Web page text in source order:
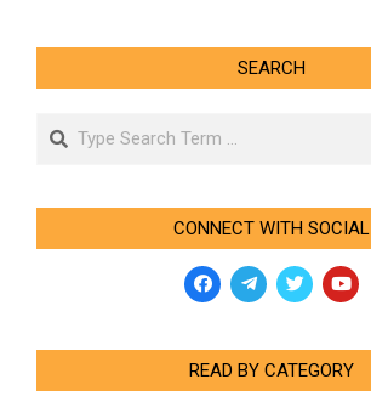
SEARCH
Search
CONNECT WITH SOCIAL
READ BY CATEGORY